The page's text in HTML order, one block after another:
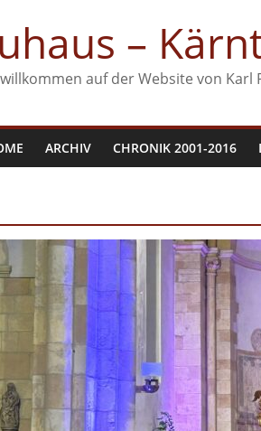
–
auf der Website von Karl
ARCHIV CHRONIK 2001-2016